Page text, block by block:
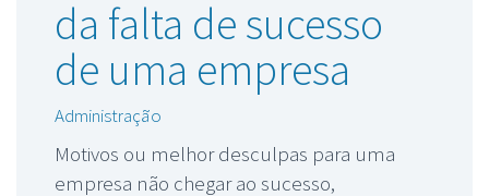
da falta de sucesso
de uma empresa
Administração
Motivos ou melhor desculpas para uma
empresa não chegar ao sucesso,